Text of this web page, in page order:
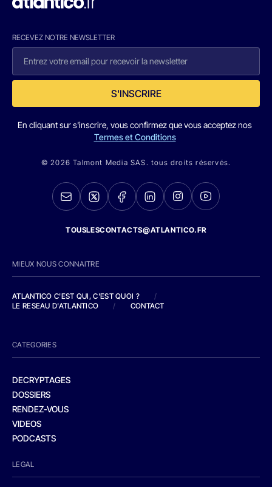
RECEVEZ NOTRE NEWSLETTER
S'INSCRIRE
En cliquant sur s'inscrire, vous confirmez que vous acceptez nos
Termes et Conditions
© 2026 Talmont Media SAS. tous droits réservés.
TOUSLESCONTACTS@ATLANTICO.FR
MIEUX NOUS CONNAITRE
ATLANTICO C'EST QUI, C'EST QUOI ?
/
LE RESEAU D'ATLANTICO
/ CONTACT
CATEGORIES
DECRYPTAGES
DOSSIERS
RENDEZ-VOUS
VIDEOS
PODCASTS
LEGAL